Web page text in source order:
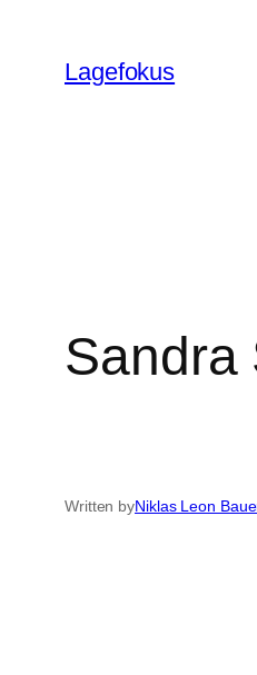
content
Lagefokus
Sandra
Written byNiklas Leon